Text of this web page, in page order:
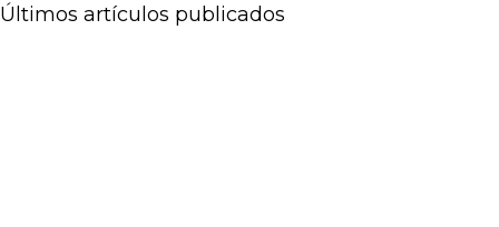
Últimos artículos publicados